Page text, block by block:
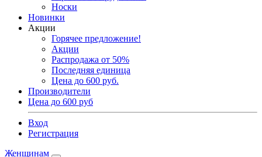
Носки
Новинки
Акции
Горячее предложение!
Акции
Распродажа от 50%
Последняя единица
Цена до 600 руб.
Производители
Цена до 600 руб
Вход
Регистрация
Женщинам